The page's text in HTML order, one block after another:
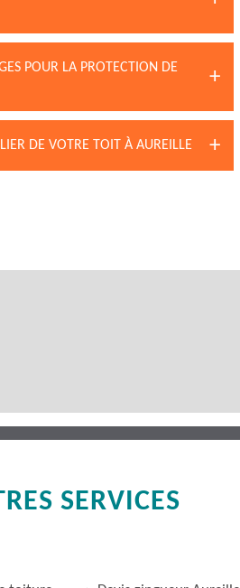
POUR LA PROTECTION DE
DE VOTRE TOIT À AUREILLE
SERVICES